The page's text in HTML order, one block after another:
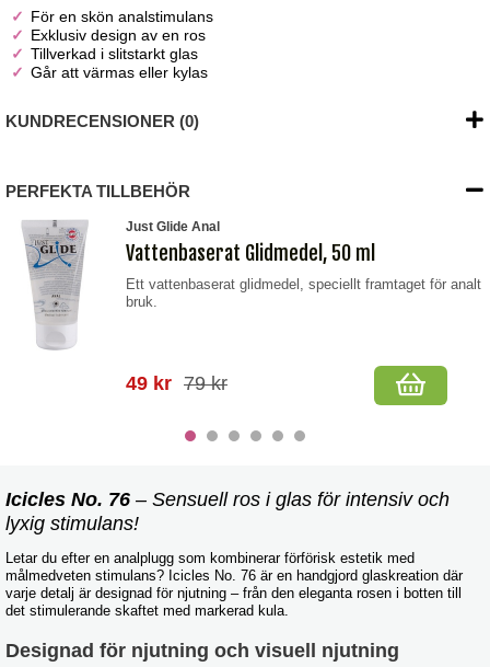
För en skön analstimulans
Exklusiv design av en ros
Tillverkad i slitstarkt glas
Går att värmas eller kylas
KUNDRECENSIONER (0)
PERFEKTA TILLBEHÖR
Just Glide Anal
Vattenbaserat Glidmedel, 50 ml
Ett vattenbaserat glidmedel, speciellt framtaget för analt
bruk.
49 kr 79 kr
Icicles No. 76 – Sensuell ros i glas för intensiv och
lyxig stimulans!
Letar du efter en analplugg som kombinerar förförisk estetik med
målmedveten stimulans? Icicles No. 76 är en handgjord glaskreation där
varje detalj är designad för njutning – från den eleganta rosen i botten till
det stimulerande skaftet med markerad kula.
Designad för njutning och visuell njutning